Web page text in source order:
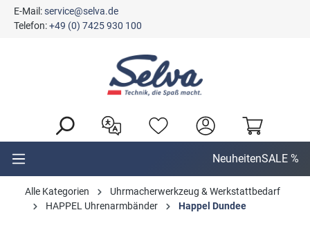
springen
E-Mail:service@selva.de
Telefon:+49 (0) 7425 930 100
NeuheitenSALE %
Alle Kategorien
Uhrmacherwerkzeug & Werkstattbedarf
HAPPEL Uhrenarmbänder
Happel Dundee